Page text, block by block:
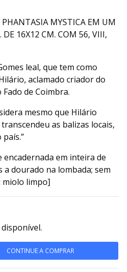
PHANTASIA MYSTICA EM UM
DE 16X12 CM. COM 56, VIII,
leal, que tem como
aclamado criador do
de Coimbra.
mesmo que Hilário
as balizas locais,
encadernada em inteira de
dourado na lombada; sem
miolo limpo]
CONTINUE A COMPRAR